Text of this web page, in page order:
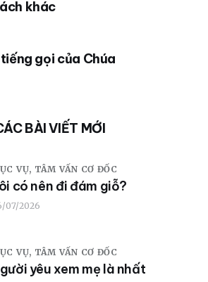
khác
gọi của Chúa
BÀI VIẾT MỚI
VỤ, TÂM VẤN CƠ ĐỐC
có nên đi đám giỗ?
07/2026
VỤ, TÂM VẤN CƠ ĐỐC
yêu xem mẹ là nhất